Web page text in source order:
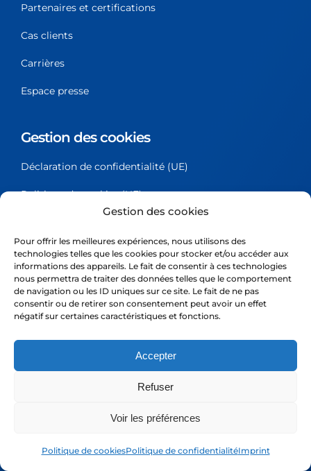
Gestion des cookies
Pour offrir les meilleures expériences, nous utilisons des
technologies telles que les cookies pour stocker et/ou accéder aux
informations des appareils. Le fait de consentir à ces technologies
nous permettra de traiter des données telles que le comportement
de navigation ou les ID uniques sur ce site. Le fait de ne pas
consentir ou de retirer son consentement peut avoir un effet
négatif sur certaines caractéristiques et fonctions.
Accepter
Refuser
Voir les préférences
Politique de cookiesPolitique de confidentialitéImprint
Partenaires et certifications
Cas clients
Carrières
Espace presse
Gestion des cookies
Déclaration de confidentialité (UE)
Politique de cookies (UE)
Politique de cookies (UK)
Déclaration de confidentialité (UK)
A propos